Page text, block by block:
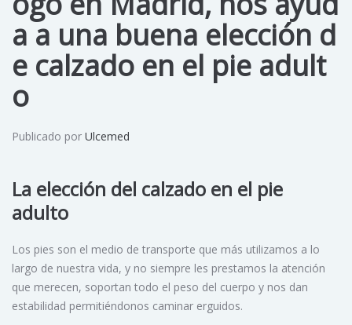
a a una buena elección d
e calzado en el pie adult
o
Publicado por Ulcemed
La elección del calzado en el pie
adulto
Los pies son el medio de transporte que más utilizamos a lo
largo de nuestra vida, y no siempre les prestamos la atención
que merecen, soportan todo el peso del cuerpo y nos dan
estabilidad permitiéndonos caminar erguidos.